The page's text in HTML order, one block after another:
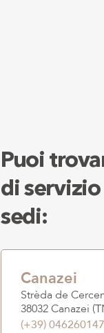
Puoi
di
sedi:
Canazei
Strèda de
38032 Canazei
(+39)